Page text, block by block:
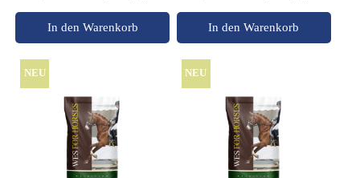
In den Warenkorb In den Warenkorb
NEU NEU